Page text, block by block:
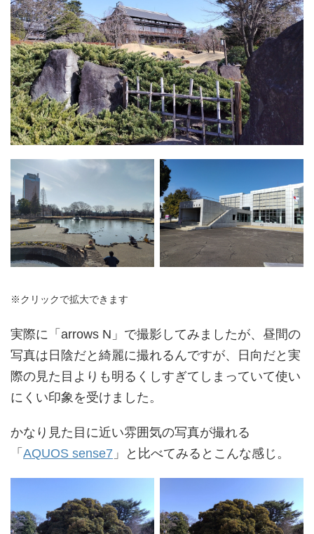
※クリックで拡大できます
実際に「arrows N」で撮影してみましたが、昼間の
写真は日陰だと綺麗に撮れるんですが、日向だと実
際の見た目よりも明るくしすぎてしまっていて使い
にくい印象を受けました。
かなり見た目に近い雰囲気の写真が撮れる
「 AQUOS sense7 」と比べてみるとこんな感じ。